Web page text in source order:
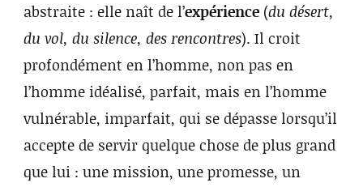
abstraite : elle naît de l’expérience (du désert,
du vol, du silence, des rencontres). Il croit
profondément en l’homme, non pas en
l’homme idéalisé, parfait, mais en l’homme
vulnérable, imparfait, qui se dépasse lorsqu’il
accepte de servir quelque chose de plus grand
que lui : une mission, une promesse, un